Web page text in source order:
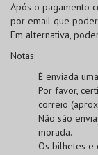
Após o pagamento
por email que
Em alternativa,
Notas:
É enviada
Por favor,
correio
Não são
morada.
Os bilhetes e